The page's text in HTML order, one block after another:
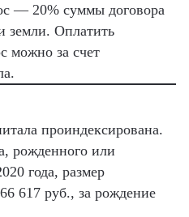
— 20% суммы договора
земли. Оплатить
можно за счет
проиндексирована.
рожденного или
года, размер
617 руб., за рождение